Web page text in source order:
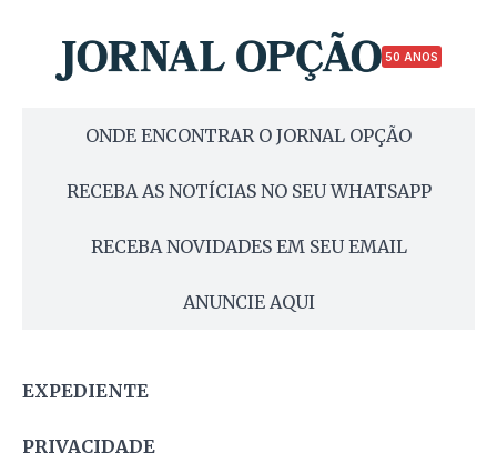
50 ANOS
ONDE ENCONTRAR O JORNAL OPÇÃO
RECEBA AS NOTÍCIAS NO SEU WHATSAPP
RECEBA NOVIDADES EM SEU EMAIL
ANUNCIE AQUI
EXPEDIENTE
PRIVACIDADE